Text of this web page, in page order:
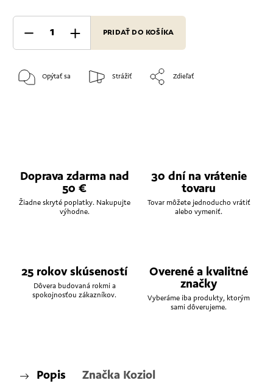
PRIDAŤ DO KOŠÍKA
Opýtať sa Strážiť Zdieľať
Doprava zdarma nad
50 €
Žiadne skryté poplatky. Nakupujte
výhodne.
30 dní na vrátenie
tovaru
Tovar môžete jednoducho vrátiť
alebo vymeniť.
25 rokov skúseností
Dôvera budovaná rokmi a
spokojnosťou zákazníkov.
Overené a kvalitné
značky
Vyberáme iba produkty, ktorým
sami dôverujeme.
Popis Značka Koziol